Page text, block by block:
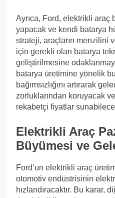
Ayrıca, Ford, elektrikli araç
yapacak ve kendi batarya
strateji, araçların menzilini
için gerekli olan batarya
geliştirilmesine
batarya üretimine yönelik
bağımsızlığını artırarak
zorluklarından koruyacak
rekabetçi fiyatlar
Elektrikli Araç
Büyümesi ve
Ford’un elektrikli araç
otomotiv endüstrisinin
hızlandıracaktır. Bu karar,